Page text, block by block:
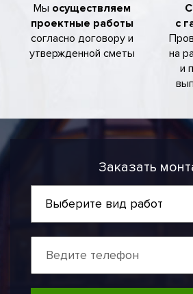
Мы осуществляем
проектные работы
согласно договору и
утвержденной сметы
с
на
и
Заказать